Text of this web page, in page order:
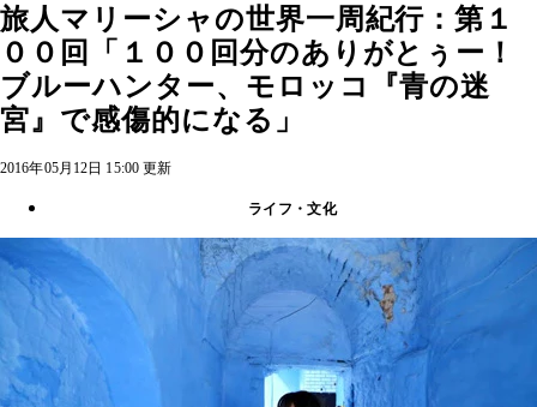
旅人マリーシャの世界一周紀行：第１
００回「１００回分のありがとぅー！
ブルーハンター、モロッコ『青の迷
宮』で感傷的になる」
2016年05月12日 15:00 更新
ライフ・文化